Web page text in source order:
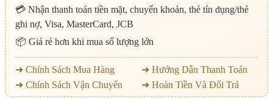
💳 Nhận thanh toán tiền mặt, chuyển khoản, thẻ tín dụng/thẻ
ghi nợ, Visa, MasterCard, JCB
📦 Giá rẻ hơn khi mua số lượng lớn
➜ Chính Sách Mua Hàng
➜ Hướng Dẫn Thanh Toán
➜ Chính Sách Vận Chuyển
➜ Hoàn Tiền Và Đổi Trả